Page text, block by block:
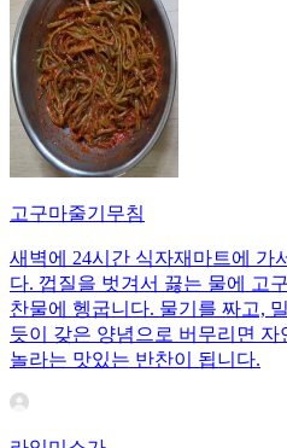
고구마줄기무침
새벽에 24시간 식자재마트에 가
다. 껍질을 벗겨서 끓는 물에 고
찬물에 헹굽니다. 물기를 짜고,
듯이 갖은 양념으로 버무리면 자
놀라는 맛있는 반찬이 됩니다.